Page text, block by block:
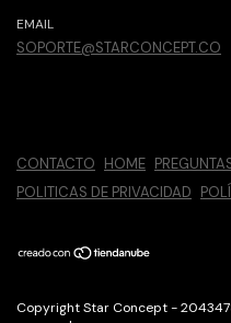
EMAIL
SOPORTE@STARCONCEPT.CO
CONTACTO HOME
POLITICAS DE PRIVACIDAD
Copyright Star Concept -